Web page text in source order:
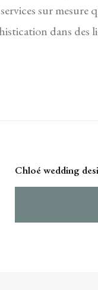
sur
dans
Chloé wedding